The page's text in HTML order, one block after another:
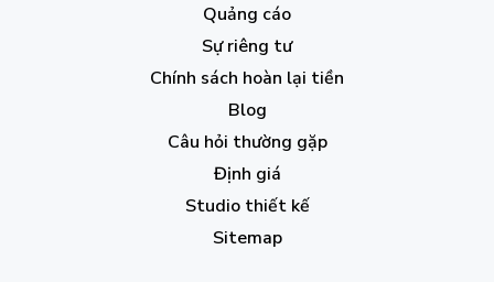
Quảng cáo
Sự riêng tư
Chính sách hoàn lại tiền
Blog
Câu hỏi thường gặp
Định giá
Studio thiết kế
Sitemap